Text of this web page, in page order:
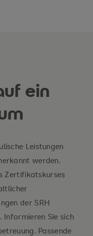
ein
Leistungen
werden.
Zertifikatskurses
der SRH
Informieren Sie sich
Passende